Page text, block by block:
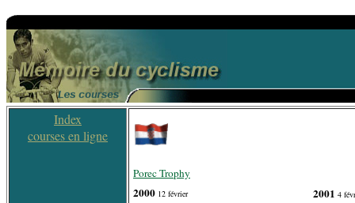
Index
courses en ligne
Porec Trophy
2000 12 février 2001 4